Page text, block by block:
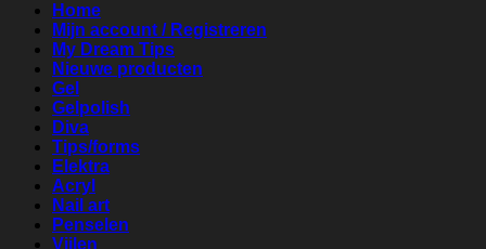
Home
Mijn account / Registreren
My Dream Tips
Nieuwe producten
Gel
Gelpolish
Diva
Tips/forms
Elektra
Acryl
Nail art
Penselen
Vijlen